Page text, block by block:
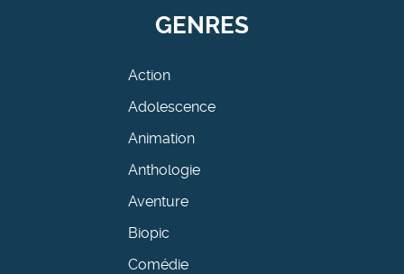
GENRES
Action
Adolescence
Animation
Anthologie
Aventure
Biopic
Comédie